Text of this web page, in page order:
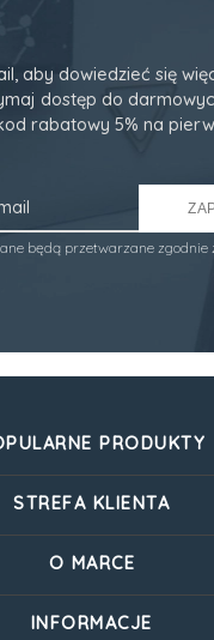
aby dowiedzieć się
dostęp do
rabatowy 5% na
będą przetwarzane zgodnie
PRODUKTY
STREFA KLIENTA
O MARCE
INFORMACJE